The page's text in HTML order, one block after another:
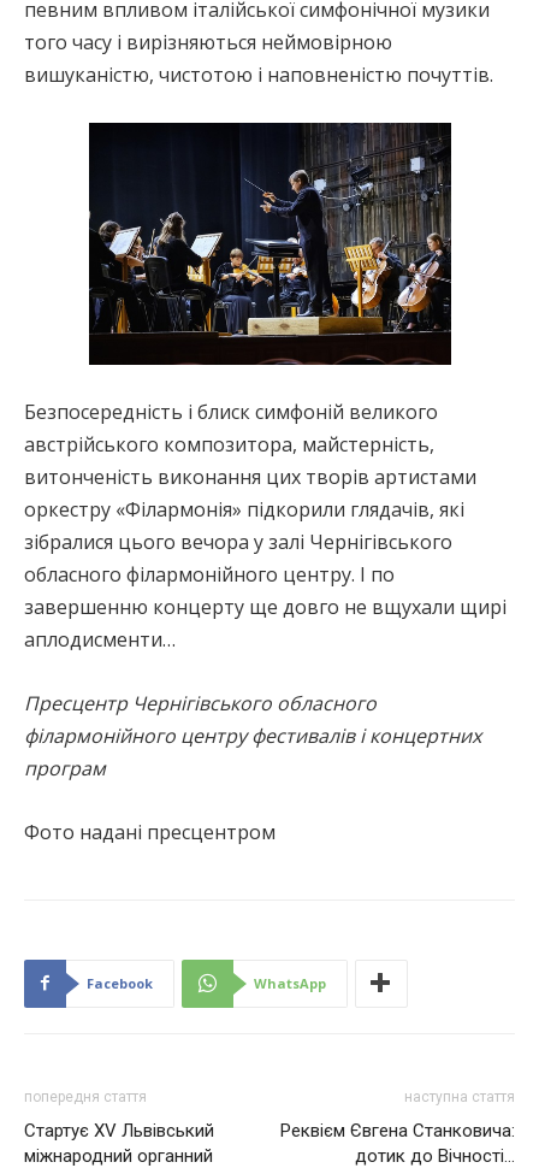
певним впливом італійської симфонічної музики
того часу і вирізняються неймовірною
вишуканістю, чистотою і наповненістю почуттів.
Безпосередність і блиск симфоній великого
австрійського композитора, майстерність,
витонченість виконання цих творів артистами
оркестру «Філармонія» підкорили глядачів, які
зібралися цього вечора у залі Чернігівського
обласного філармонійного центру. І по
завершенню концерту ще довго не вщухали щирі
аплодисменти…
Пресцентр Чернігівського обласного
філармонійного центру фестивалів і концертних
програм
Фото надані пресцентром
Facebook WhatsApp
попередня стаття
Стартує XV Львівський
міжнародний органний
наступна стаття
Реквієм Євгена Станковича:
дотик до Вічності…